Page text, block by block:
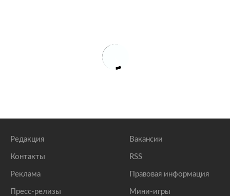
Редакция
Контакты
Реклама
Пресс-релизы
Вакансии
RSS
Правовая информация
Мини-игры